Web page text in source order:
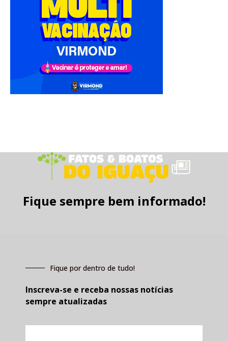
Fique sempre bem informado!
Fique por dentro de tudo!
Inscreva-se e receba nossas notícias
sempre atualizadas